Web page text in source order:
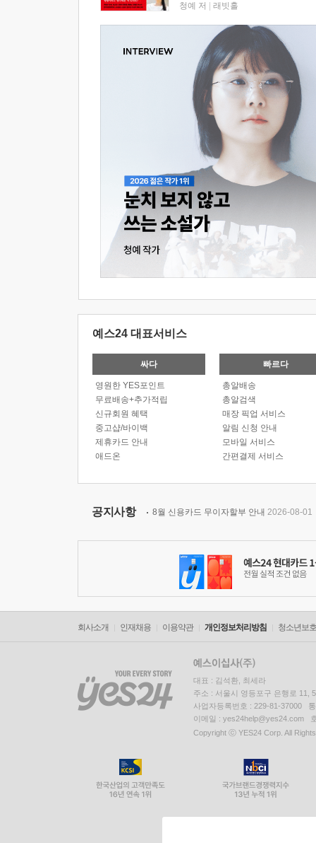
청예 저 래빗홀
예스24 대표서비스
싸다
영원한 YES포인트
무료배송+추가적립
신규회원 혜택
중고샵/바이백
제휴카드 안내
애드온
빠르다
총알배송
총알검색
매장 픽업 서비스
알림 신청 안내
모바일 서비스
간편결제 서비스
공지사항 8월 신용카드 무이자할부 안내 2026-08-01
회사소개 인재채용 이용약관 개인정보처리방침 청소년보
대표 : 김석환, 최세라
주소 : 서울시 영등포구 은행로 11,
사업자등록번호 : 229-81-37000
이메일 : yes24help@yes24.com
Copyright ⓒ YES24 Corp. All